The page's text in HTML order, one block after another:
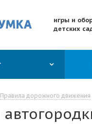
игры и
детских
Правила дорожного движения